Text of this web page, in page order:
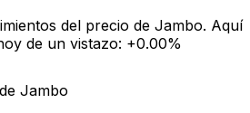
del precio de Jambo. Aquí
de un vistazo: +0.00%
Jambo